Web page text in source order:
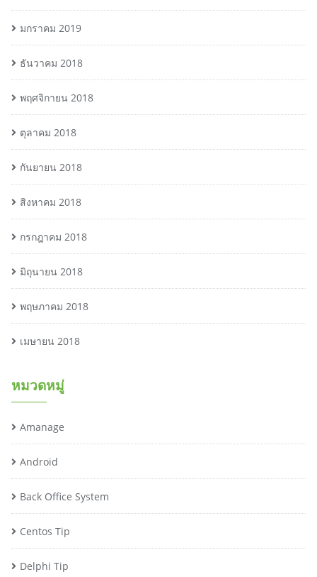
มกราคม 2019
ธันวาคม 2018
พฤศจิกายน 2018
ตุลาคม 2018
กันยายน 2018
สิงหาคม 2018
กรกฎาคม 2018
มิถุนายน 2018
พฤษภาคม 2018
เมษายน 2018
หมวดหมู่
Amanage
Android
Back Office System
Centos Tip
Delphi Tip